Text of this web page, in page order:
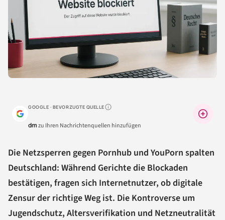
GOOGLE · BEVORZUGTE QUELLEWarum lohnt sich das?
dmzu Ihren Nachrichtenquellen hinzufügen
Die Netzsperren gegen Pornhub und YouPorn spalten
Deutschland: Während Gerichte die Blockaden
bestätigen, fragen sich Internetnutzer, ob digitale
Zensur der richtige Weg ist. Die Kontroverse um
Jugendschutz, Altersverifikation und Netzneutralität